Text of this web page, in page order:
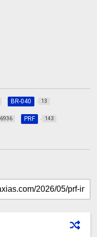
BR-040 13
6936 PRF 143